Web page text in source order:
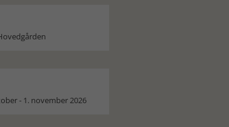
- 1. november 2026